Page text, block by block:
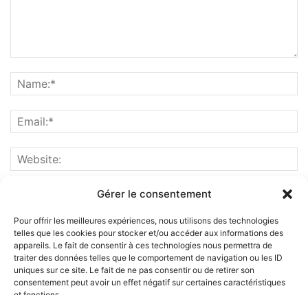
Gérer le consentement
Pour offrir les meilleures expériences, nous utilisons des technologies
telles que les cookies pour stocker et/ou accéder aux informations des
appareils. Le fait de consentir à ces technologies nous permettra de
traiter des données telles que le comportement de navigation ou les ID
uniques sur ce site. Le fait de ne pas consentir ou de retirer son
consentement peut avoir un effet négatif sur certaines caractéristiques